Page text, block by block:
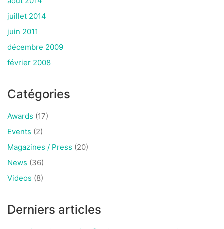
juillet 2014
juin 2011
décembre 2009
février 2008
Catégories
Awards (17)
Events (2)
Magazines / Press (20)
News (36)
Videos (8)
Derniers articles